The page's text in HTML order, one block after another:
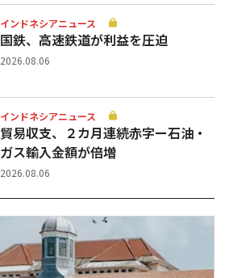
インドネシアニュース
国鉄、高速鉄道が利益を圧迫
2026.08.06
インドネシアニュース
貿易収支、２カ月連続赤字ー石油・
ガス輸入金額が倍増
2026.08.06